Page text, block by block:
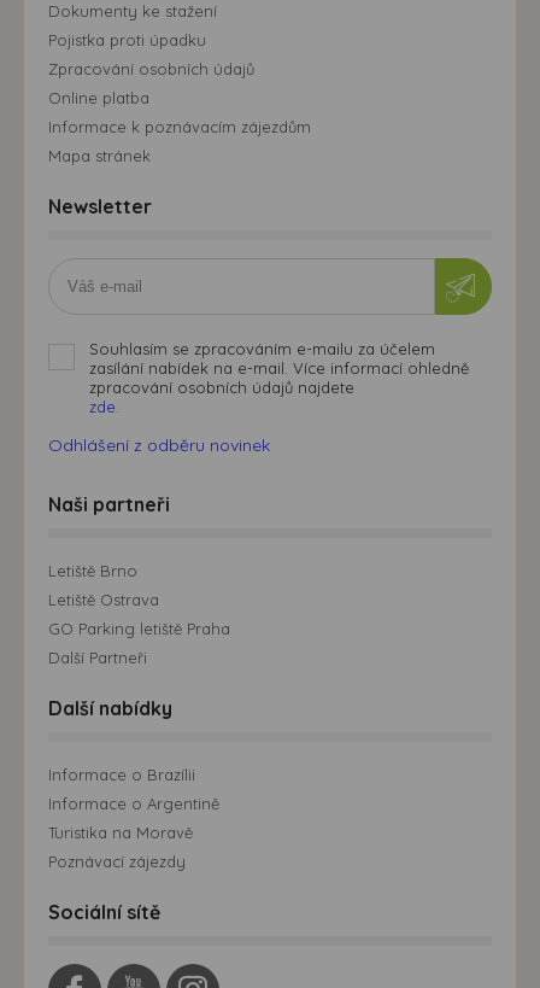
Dokumenty ke stažení
Pojistka proti úpadku
Zpracování osobních údajů
Online platba
Informace k poznávacím zájezdům
Mapa stránek
Newsletter
Souhlasím se zpracováním e-mailu za účelem
zasílání nabídek na e-mail. Více informací ohledně
zpracování osobních údajů najdete
zde.
Odhlášení z odběru novinek
Naši partneři
Letiště Brno
Letiště Ostrava
GO Parking letiště Praha
Další Partneři
Další nabídky
Informace o Brazílii
Informace o Argentině
Turistika na Moravě
Poznávací zájezdy
Sociální sítě